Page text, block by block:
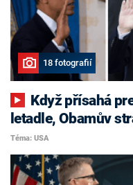
18 fotografií
letadle, Obamův
Téma: USA